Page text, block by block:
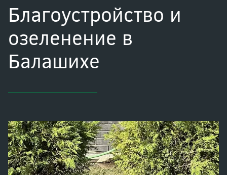
Благоустройство и
озеленение в
Балашихе